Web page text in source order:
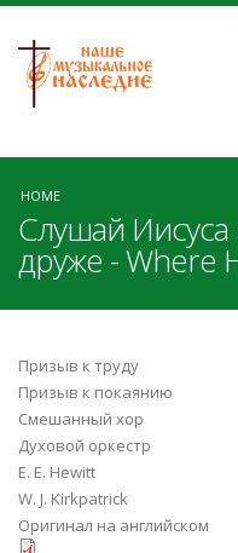
HOME
Слушай Иисуса
друже - Where
Призыв к труду
Призыв к покаянию
Смешанный хор
Духовой оркестр
E. E. Hewitt
W. J. Kirkpatrick
Оригинал на английском